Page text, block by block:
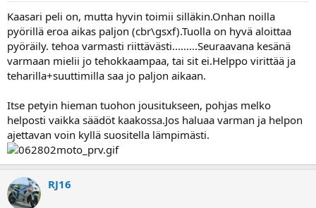
Kaasari peli on, mutta hyvin toimii silläkin.Onhan noilla
pyörillä eroa aikas paljon (cbr\gsxf).Tuolla on hyvä aloittaa
pyöräily. tehoa varmasti riittävästi.........Seuraavana kesänä
varmaan mielii jo tehokkaampaa, tai sit ei.Helppo virittää ja
teharilla+suuttimilla saa jo paljon aikaan.
Itse petyin hieman tuohon jousitukseen, pohjas melko
helposti vaikka säädöt kaakossa.Jos haluaa varman ja helpon
ajettavan voin kyllä suositella lämpimästi.
RJ16